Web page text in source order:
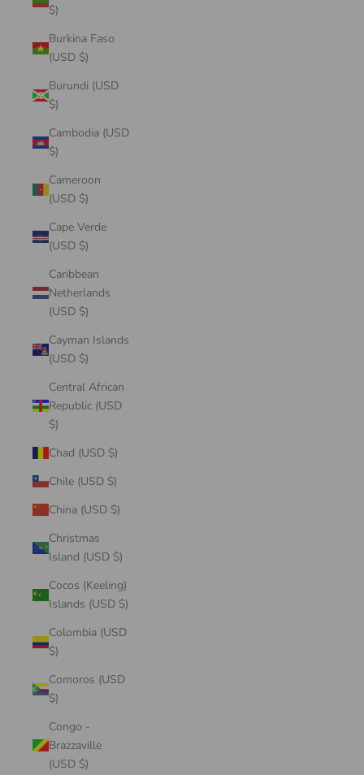
$)
Burkina Faso
(USD $)
Burundi (USD
$)
Cambodia (USD
$)
Cameroon
(USD $)
Cape Verde
(USD $)
Caribbean
Netherlands
(USD $)
Cayman Islands
(USD $)
Central African
Republic (USD
$)
Chad (USD $)
Chile (USD $)
China (USD $)
Christmas
Island (USD $)
Cocos (Keeling)
Islands (USD $)
Colombia (USD
$)
Comoros (USD
$)
Congo -
Brazzaville
(USD $)